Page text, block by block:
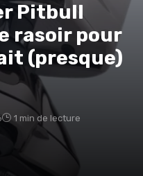
Pitbull
rasoir pour
(presque)
1 min de lecture